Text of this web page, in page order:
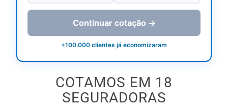
Continuar cotação →
+100.000 clientes já economizaram
COTAMOS EM 18
SEGURADORAS